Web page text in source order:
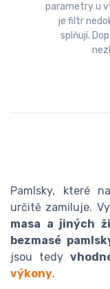
parametry u
je filtr
splňují.
Pamlsky, které
určitě zamiluje.
masa a jiných
bezmasé
jsou tedy
výkony.